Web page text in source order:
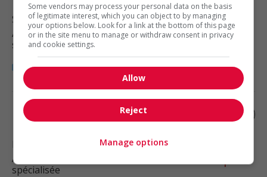
Surrey, BC
Automobile, transport et mécanique
spécialisée
Delivery drivers supervisor
Automobile, transport et mécanique
spécialisée
Some vendors may process your personal data on the basis
of legitimate interest, which you can object to by managing
your options below. Look for a link at the bottom of this page
or in the site menu to manage or withdraw consent in privacy
and cookie settings.
Allow
Reject
Manage options